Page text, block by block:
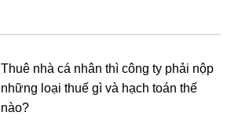
Thuê nhà cá nhân thì công ty phải nộp
những loại thuế gì và hạch toán thế
nào?